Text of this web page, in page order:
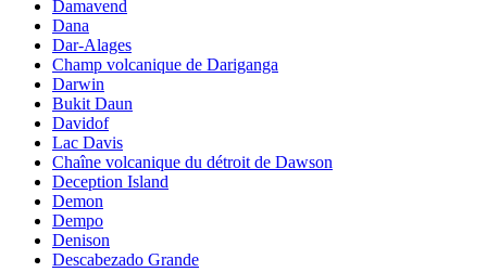
Damavend
Dana
Dar-Alages
Champ volcanique de Dariganga
Darwin
Bukit Daun
Davidof
Lac Davis
Chaîne volcanique du détroit de Dawson
Deception Island
Demon
Dempo
Denison
Descabezado Grande